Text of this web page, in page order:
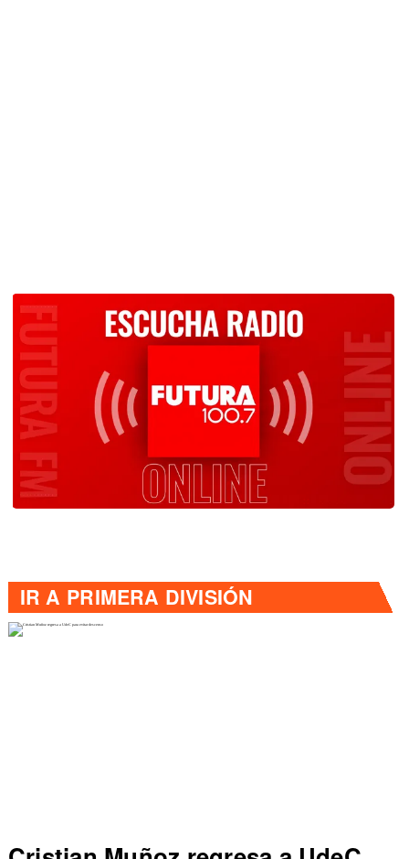
IR A PRIMERA DIVISIÓN